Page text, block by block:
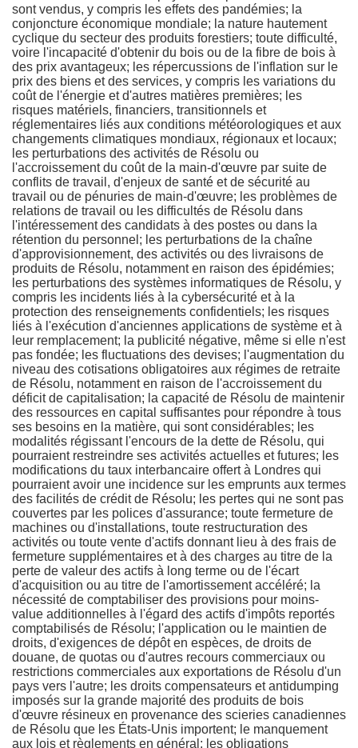
sont vendus, y compris les effets des pandémies; la
conjoncture économique mondiale; la nature hautement
cyclique du secteur des produits forestiers; toute difficulté,
voire l'incapacité d'obtenir du bois ou de la fibre de bois à
des prix avantageux; les répercussions de l'inflation sur le
prix des biens et des services, y compris les variations du
coût de l'énergie et d'autres matières premières; les
risques matériels, financiers, transitionnels et
réglementaires liés aux conditions météorologiques et aux
changements climatiques mondiaux, régionaux et locaux;
les perturbations des activités de Résolu ou
l'accroissement du coût de la main-d'œuvre par suite de
conflits de travail, d'enjeux de santé et de sécurité au
travail ou de pénuries de main-d'œuvre; les problèmes de
relations de travail ou les difficultés de Résolu dans
l'intéressement des candidats à des postes ou dans la
rétention du personnel; les perturbations de la chaîne
d'approvisionnement, des activités ou des livraisons de
produits de Résolu, notamment en raison des épidémies;
les perturbations des systèmes informatiques de Résolu, y
compris les incidents liés à la cybersécurité et à la
protection des renseignements confidentiels; les risques
liés à l'exécution d'anciennes applications de système et à
leur remplacement; la publicité négative, même si elle n'est
pas fondée; les fluctuations des devises; l'augmentation du
niveau des cotisations obligatoires aux régimes de retraite
de Résolu, notamment en raison de l'accroissement du
déficit de capitalisation; la capacité de Résolu de maintenir
des ressources en capital suffisantes pour répondre à tous
ses besoins en la matière, qui sont considérables; les
modalités régissant l'encours de la dette de Résolu, qui
pourraient restreindre ses activités actuelles et futures; les
modifications du taux interbancaire offert à Londres qui
pourraient avoir une incidence sur les emprunts aux termes
des facilités de crédit de Résolu; les pertes qui ne sont pas
couvertes par les polices d'assurance; toute fermeture de
machines ou d'installations, toute restructuration des
activités ou toute vente d'actifs donnant lieu à des frais de
fermeture supplémentaires et à des charges au titre de la
perte de valeur des actifs à long terme ou de l'écart
d'acquisition ou au titre de l'amortissement accéléré; la
nécessité de comptabiliser des provisions pour moins-
value additionnelles à l'égard des actifs d'impôts reportés
comptabilisés de Résolu; l'application ou le maintien de
droits, d'exigences de dépôt en espèces, de droits de
douane, de quotas ou d'autres recours commerciaux ou
restrictions commerciales aux exportations de Résolu d'un
pays vers l'autre; les droits compensateurs et antidumping
imposés sur la grande majorité des produits de bois
d'œuvre résineux en provenance des scieries canadiennes
de Résolu que les États-Unis importent; le manquement
aux lois et règlements en général; les obligations